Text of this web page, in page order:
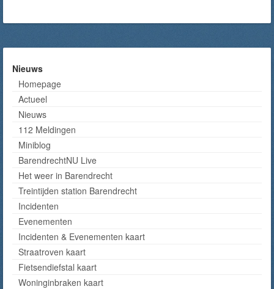
Nieuws
Homepage
Actueel
Nieuws
112 Meldingen
Miniblog
BarendrechtNU Live
Het weer in Barendrecht
Treintijden station Barendrecht
Incidenten
Evenementen
Incidenten & Evenementen kaart
Straatroven kaart
Fietsendiefstal kaart
Woninginbraken kaart